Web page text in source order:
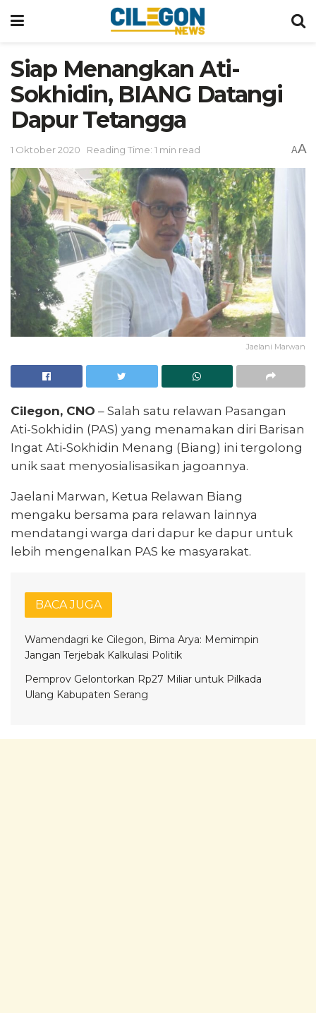
Siap Menangkan Ati-
Sokhidin, BIANG Datangi
Dapur Tetangga
1 Oktober 2020 Reading Time: 1 min read AA
Jaelani Marwan
Cilegon, CNO – Salah satu relawan Pasangan
Ati-Sokhidin (PAS) yang menamakan diri Barisan
Ingat Ati-Sokhidin Menang (Biang) ini tergolong
unik saat menyosialisasikan jagoannya.
Jaelani Marwan, Ketua Relawan Biang
mengaku bersama para relawan lainnya
mendatangi warga dari dapur ke dapur untuk
lebih mengenalkan PAS ke masyarakat.
BACA JUGA
Wamendagri ke Cilegon, Bima Arya: Memimpin
Jangan Terjebak Kalkulasi Politik
Pemprov Gelontorkan Rp27 Miliar untuk Pilkada
Ulang Kabupaten Serang